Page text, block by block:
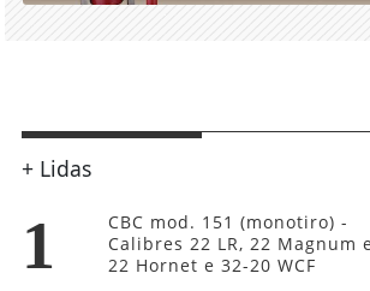
+ Lidas
1
CBC mod. 151 (monotiro) -
Calibres 22 LR, 22 Magnum e
22 Hornet e 32-20 WCF